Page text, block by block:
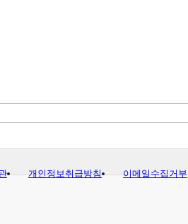
개인정보취급방침 이메일수집거부